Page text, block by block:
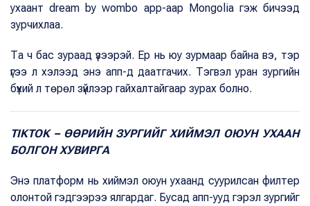
ухаант dream by wombo app-аар Моngolia гэж бичээд
зурчихлаа.
Та ч бас зураад үзээрэй. Ер нь юу зурмаар байна вэ, тэр
үгээ л хэлээд энэ апп-д даатгачих. Тэгвэл уран зургийн
бүхий л төрөл зүйлээр гайхалтайгаар зурах болно.
TIKTOK – ӨӨРИЙН ЗУРГИЙГ ХИЙМЭЛ ОЮУН УХААН
БОЛГОН ХУВИРГА
Энэ платформ нь хиймэл оюун ухаанд суурилсан филтер
олонтой гэдгээрээ ялгардаг. Бусад апп-ууд гэрэл зургийг